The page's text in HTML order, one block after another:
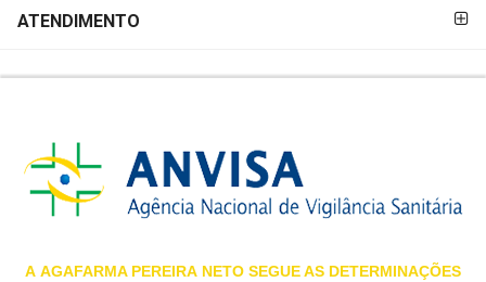
CENTRAL
ATENDIMENTO
A AGAFARMA PEREIRA NETO SEGUE AS DETERMINAÇÕES